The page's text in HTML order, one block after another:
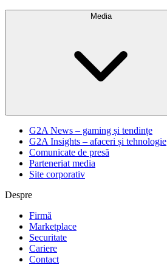
Media
G2A News – gaming și tendințe
G2A Insights – afaceri și tehnologie
Comunicate de presă
Parteneriat media
Site corporativ
Despre
Firmă
Marketplace
Securitate
Cariere
Contact